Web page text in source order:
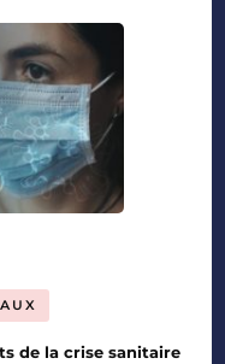
de la crise sanitaire